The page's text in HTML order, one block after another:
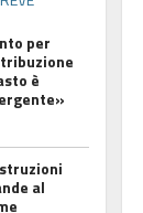
per
è
al